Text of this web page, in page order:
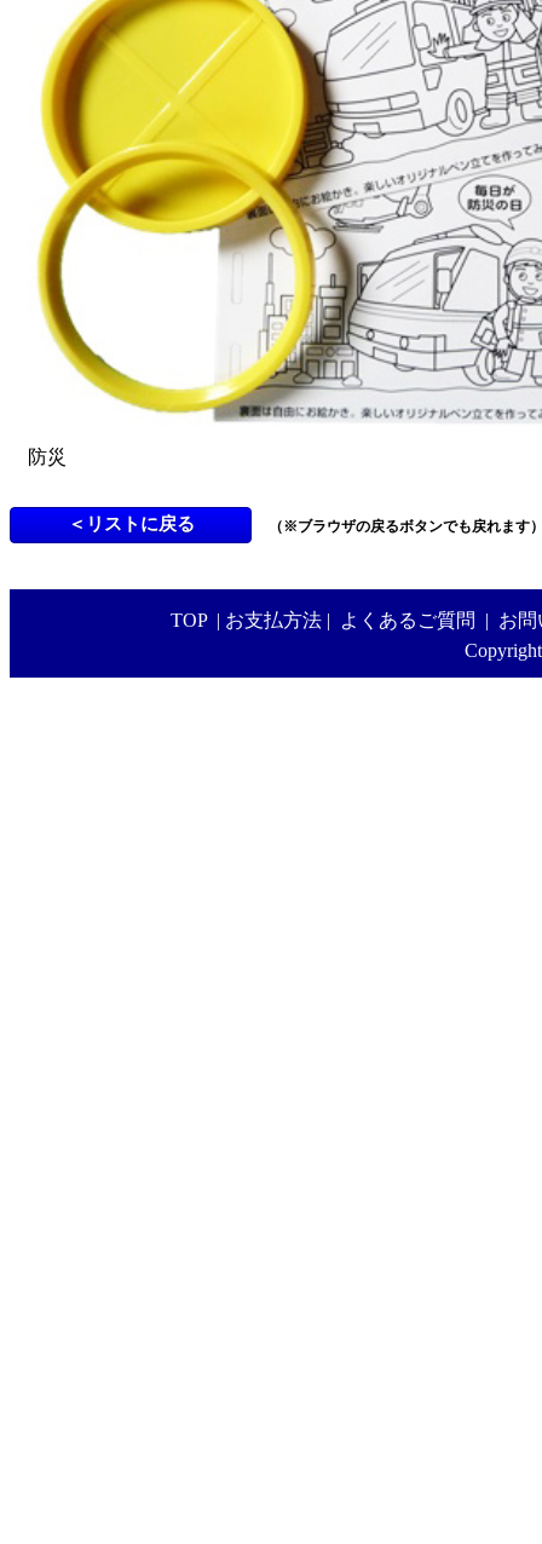
防災
（※ブラウザの戻るボタンでも戻れます
TOP | お支払方法 | よくあるご質問 | お